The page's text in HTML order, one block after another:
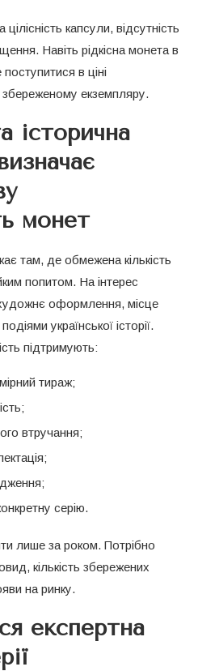
капсули, відсутність
Навіть рідкісна монета в
в ціні
екземпляру.
історична
монет
там, де обмежена кількість
попитом. На інтерес
оформлення, місце
української історії.
підтримують:
тираж;
втручання;
серію.
лише за роком. Потрібно
кількість збережених
на ринку.
експертна